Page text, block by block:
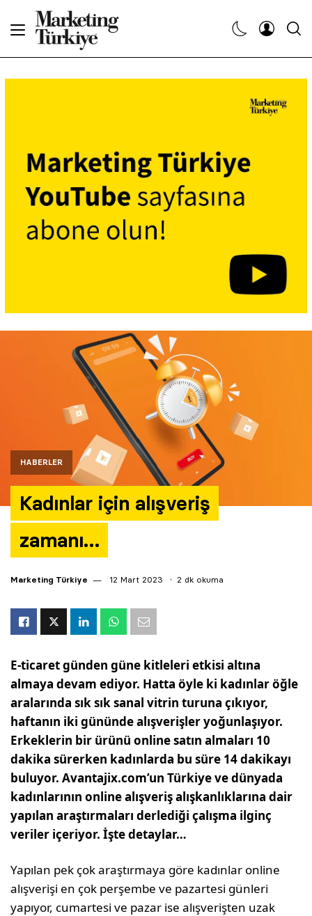
HABERLER
Kadınlar için alışveriş
zamanı…
Marketing Türkiye 12 Mart 2023 2 dk okuma
E-ticaret günden güne kitleleri etkisi altına
almaya devam ediyor. Hatta öyle ki kadınlar öğle
aralarında sık sık sanal vitrin turuna çıkıyor,
haftanın iki gününde alışverişler yoğunlaşıyor.
Erkeklerin bir ürünü online satın almaları 10
dakika sürerken kadınlarda bu süre 14 dakikayı
buluyor. Avantajix.com’un Türkiye ve dünyada
kadınlarının online alışveriş alışkanlıklarına dair
yapılan araştırmaları derlediği çalışma ilginç
veriler içeriyor. İşte detaylar…
Yapılan pek çok araştırmaya göre kadınlar online
alışverişi en çok perşembe ve pazartesi günleri
yapıyor, cumartesi ve pazar ise alışverişten uzak
Dergiler
Etkinlikler